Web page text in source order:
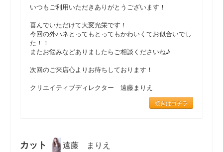
いつもご利用いただきありがとうございます！
喜んでいただけて大変光栄です！
今回の外ハネとってもとってもかわいくてお似合いでし
た！！
またお悩みなどありましたらご相談くださいね♪
次回のご来店心よりお待ちしております！
クリエイティブディレクター 遠藤まりえ
続きはコチラ
カット 遠藤 まりえ